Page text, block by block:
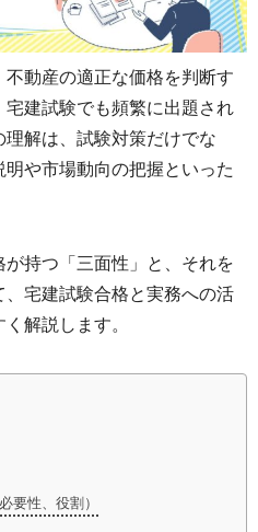
不動産の適正な価格を判断す
建試験でも頻繁に出題され
解は、試験対策だけでな
や市場動向の把握といった
持つ「三面性」と、それを
宅建試験合格と実務への活
解説します。
要性、役割）